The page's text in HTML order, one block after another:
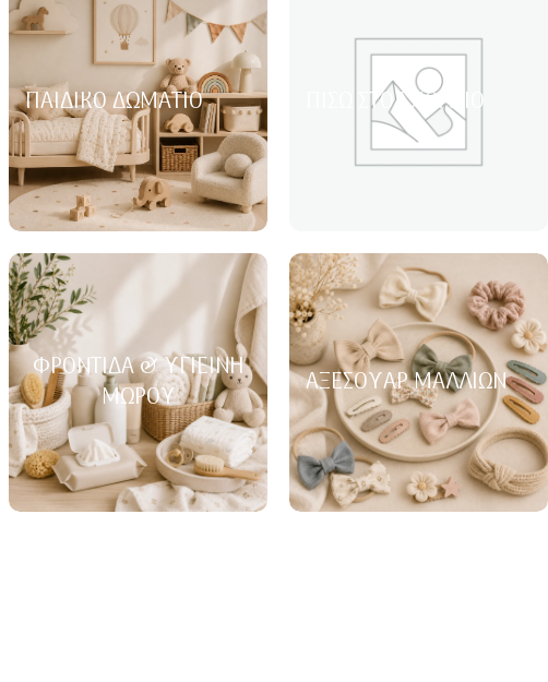
ΠΑΙΔΙΚΌ ΔΩΜΆΤΙΟ ΠΊΣΩ ΣΤΟ ΣΧΟΛΕΊΟ
ΦΡΟΝΤΊΔΑ & ΥΓΙΕΙΝΉ
ΜΩΡΟΎ
ΑΞΕΣΟΥΆΡ ΜΑΛΛΙΏΝ